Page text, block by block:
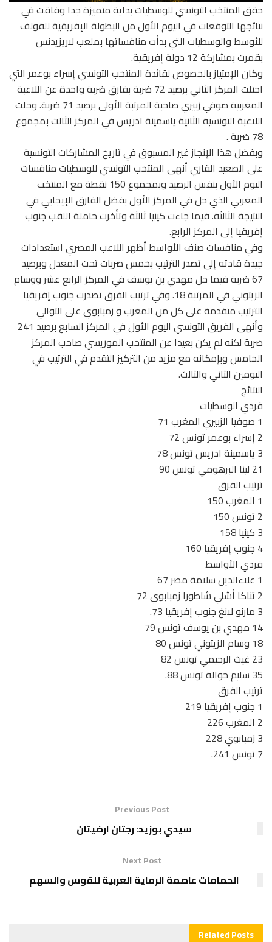
حقق المنتخب التونسي للوسطيات بداية متميزة جدا وفاقت في
نتائجها التوقعات في اليوم الأول من البطولة الإفريقية للقولف
للأوسط والوسطيات التي بدأت منافساتها بملعب لاريزيدنس
بقمرت بمشاركة 12 دولة إفريقية.
وكان الإمتياز بالخصوص لقائدة المنتخب التونسي إسراء بوعمر التي
احتلت المركز الثاني برصيد 72 ضربة بفارق ضربة واحدة عن اللاعبة
المغربية صوفي زبيري صاحبة المرتبة الأولى برصيد 71 ضربة. وحلت
اللاعبة التونسية الثانية ياسمينة ادريس في المركز الثالث بمجموع
78 ضربة .
وبفضل هذا الإنجاز غير المسبوق في تاريخ المشاركات التونسية
على الصعيد القاري أنهى المنتخب التونسي للوسطيات منافسات
اليوم الأول بنفس الرصيد وبمجموع 150 نقطة مع المنتخب
المغربي الذي حل في المركز الأول بفضل الفارق الإيجابي في
النتيجة الثالثة. فيما جاءت كينيا ثالثة وتأخرت حاملة اللقب جنوب
إفريقيا إلى المركز الرابع.
وفي منافسات صنف الأواسط أظهر اللاعب المصري استعدادات
جيدة قادته إلى تصدر الترتيب بخمس ضربات تحت المعدل وبرصيد
67 ضربة فيما حل مهدي بن يوسف في المركز الرابع عشر ووسام
الزيتوني في المرتبة 18. وفي ترتيب الفرق تصدرت جنوب إفريقيا
الترتيب متقدمة على كل من المغرب و زمبابوي على التوالي
وأنهى الفريق التونسي اليوم الأول في المركز السابع برصيد 241
ضربة لكنه لم يكن بعيدا عن المنتخب الموريسي صاحب المركز
الخامس وبإمكانه مع مزيد من التركيز التقدم في الترتيب في
اليومين الثاني والثالث.
النتائج
فردي الوسطيات
1 صوفيا الزبيري المغرب 71
2 إسراء بوعمر تونس 72
3 ياسمينة ادريس تونس 78
21 لينا البرهومي تونس 90
ترتيب الفرق
1 المغرب 150
2 تونس 150
3 كينيا 158
4 جنوب إفريقيا 160
فردي الأواسط
1 علاءالدين سلامة مصر 67
2 تناكا أشلي شاطورا زمبابوي 72
3 مارنو لانغ جنوب إفريقيا 73.
14 مهدي بن يوسف تونس 79
18 وسام الزيتوني تونس 80
23 غيث الرحيمي تونس 82
35 سليم حوالة تونس 88.
ترتيب الفرق
1 جنوب إفريقيا 219
2 المغرب 226
3 زمبابوي 228
7 تونس 241.
Previous Post
سيدي بوزيد: رجتان ارضيتان
Next Post
الحمامات عاصمة الرماية العربية للقوس والسهم
RelatedPosts